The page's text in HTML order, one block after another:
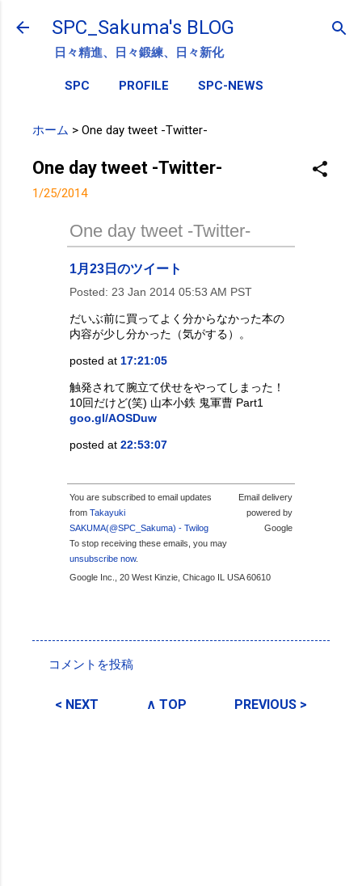
スキップしてメイン コンテンツに移動
SPC_Sakuma's BLOG
日々精進、日々鍛練、日々新化
SPC PROFILE SPC-NEWS
ホーム > One day tweet -Twitter-
One day tweet -Twitter-
1/25/2014
One day tweet -Twitter-
1月23日のツイート
Posted: 23 Jan 2014 05:53 AM PST
だいぶ前に買ってよく分からなかった本の
内容が少し分かった（気がする）。
posted at 17:21:05
触発されて腕立て伏せをやってしまった！
10回だけど(笑) 山本小鉄 鬼軍曹 Part1
goo.gl/AOSDuw
posted at 22:53:07
You are subscribed to email updates
from Takayuki
SAKUMA(@SPC_Sakuma) - Twilog
To stop receiving these emails, you may
unsubscribe now.
Email delivery
powered by
Google
Google Inc., 20 West Kinzie, Chicago IL USA 60610
メ
コメントを投稿
< NEXT ∧ TOP PREVIOUS >